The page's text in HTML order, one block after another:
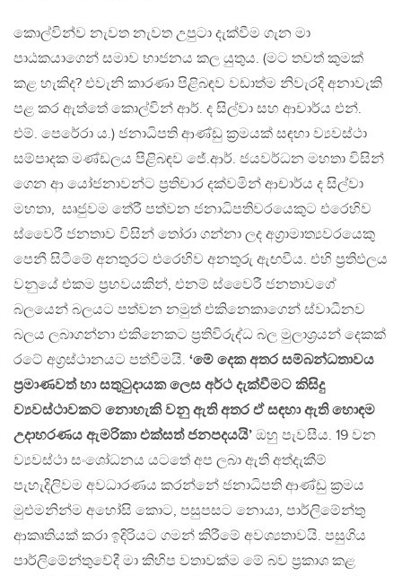
කොල්වින්ව නැවත නැවත උපුටා දැක්වීම ගැන මා
පාඨකයාගෙන් සමාව භාජනය කල යුතුය. (මට තවත් කුමක්
කළ හැකිද? එවැනි කාරණා පිළිබඳව වඩාත්ම නිවැරදි අනාවැකි
පළ කර ඇත්තේ කොල්වින් ආර්. ද සිල්වා සහ ආචාර්ය එන්.
එම්. පෙරේරා ය.) ජනාධිපති ආණ්ඩු ක්‍රමයක් සඳහා ව්‍යවස්ථා
සම්පාදක මණ්ඩලය පිළිබඳව ජේ.ආර්. ජයවර්ධන මහතා විසින්
ගෙන ආ යෝජනාවන්ට ප්‍රතිචාර දක්වමින් ආචාර්ය ද සිල්වා
මහතා, සෘජුවම තේරී පත්වන ජනාධිපතිවරයෙකුට එරෙහිව
ස්වෛරී ජනතාව විසින් තෝරා ගන්නා ලද අග්‍රාමාත්‍යවරයෙකු
පෙනී සිටීමේ අනතුරට එරෙහිව අනතුරු ඇඟවීය. එහි ප්‍රතිඵලය
වනුයේ එකම ප්‍රභවයකින්, එනම් ස්වෛරී ජනතාවගේ
බලයෙන් බලයට පත්වන නමුත් එකිනෙකාගෙන් ස්වාධීනව
බලය ලබාගන්නා එකිනෙකට ප්‍රතිවිරුද්ධ බල මුලාශ්‍රයන් දෙකක්
රටේ අග්‍රස්ථානයට පත්වීමයි. ‘මේ දෙක අතර සම්බන්ධතාවය
ප්‍රමාණවත් හා සතුටුදායක ලෙස අර්ථ දැක්වීමට කිසිදු
ව්‍යවස්ථාවකට නොහැකි වනු ඇති අතර ඒ සඳහා ඇති හොඳම
උදාහරණය ඇමරිකා එක්සත් ජනපදයයි’ ඔහු පැවසීය. 19 වන
ව්‍යවස්ථා සංශෝධනය යටතේ අප ලබා ඇති අත්දැකීම්
පැහැදිලිවම අවධාරණය කරන්නේ ජනාධිපති ආණ්ඩු ක්‍රමය
මුළුමනින්ම අහෝසි කොට, පසුපසට නොයා, පාර්ලිමේන්තු
ආකෘතියක් කරා ඉදිරියට ගමන් කිරීමේ අවශ්‍යතාවයි. පසුගිය
පාර්ලිමේන්තුවේදී මා කිහිප වතාවක්ම මේ බව ප්‍රකාශ කළ